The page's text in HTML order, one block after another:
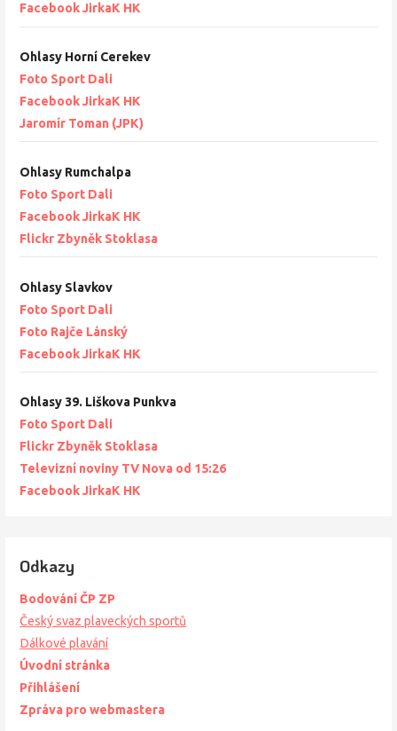
Facebook JirkaK HK
Ohlasy Horní Cerekev
Foto Sport Dali
Facebook JirkaK HK
Jaromír Toman (JPK)
Ohlasy Rumchalpa
Foto Sport Dali
Facebook JirkaK HK
Flickr Zbyněk Stoklasa
Ohlasy Slavkov
Foto Sport Dali
Foto Rajče Lánský
Facebook JirkaK HK
Ohlasy 39. Liškova Punkva
Foto Sport Dali
Flickr Zbyněk Stoklasa
Televizní noviny TV Nova od 15:26
Facebook JirkaK HK
Odkazy
Bodování ČP ZP
Český svaz plaveckých sportů
Dálkové plavání
Úvodní stránka
Přihlášení
Zpráva pro webmastera